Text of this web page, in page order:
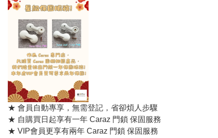
★ 會員自動專享，無需登記，省卻煩人步驟
★ 自購買日起享有一年 Caraz 門鎖 保固服務
★ VIP會員更享有兩年 Caraz 門鎖 保固服務